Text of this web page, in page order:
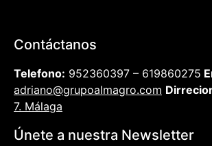
Contáctanos
Telefono: 952360397 – 619860275
adriano@grupoalmagro.com
7. Málaga
Únete a nuestra Newsletter